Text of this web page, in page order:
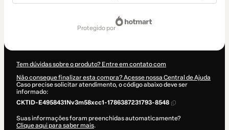
protegido por
Tem dúvidas sobre o produto? Entre em contato com
Não consegue finalizar esta compra? Acesse nossa Central de Ajuda
Caso precise solicitar atendimento, o código abaixo deve ser
informado:
CKTID-E4958431Nv3m58xcc1-1786387231793-8548
Suas informações foram preenchidas automaticamente?
Clique aqui para saber mais.